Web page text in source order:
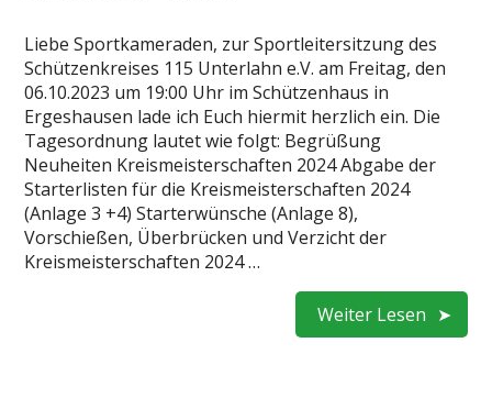
Liebe Sportkameraden, zur Sportleitersitzung des
Schützenkreises 115 Unterlahn e.V. am Freitag, den
06.10.2023 um 19:00 Uhr im Schützenhaus in
Ergeshausen lade ich Euch hiermit herzlich ein. Die
Tagesordnung lautet wie folgt: Begrüßung
Neuheiten Kreismeisterschaften 2024 Abgabe der
Starterlisten für die Kreismeisterschaften 2024
(Anlage 3 +4) Starterwünsche (Anlage 8),
Vorschießen, Überbrücken und Verzicht der
Kreismeisterschaften 2024 …
Weiter Lesen